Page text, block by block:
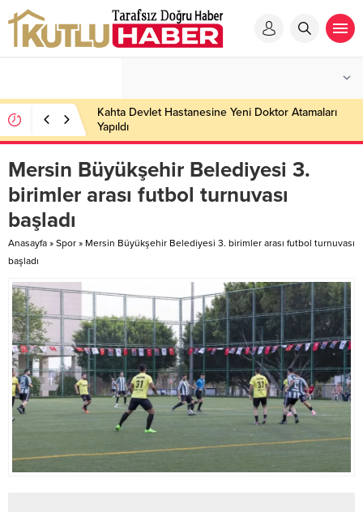
Kahta Devlet Hastanesine Yeni Doktor Atamaları
Yapıldı
Mersin Büyükşehir Belediyesi 3.
birimler arası futbol turnuvası
başladı
Anasayfa » Spor » Mersin Büyükşehir Belediyesi 3. birimler arası futbol turnuvası
başladı